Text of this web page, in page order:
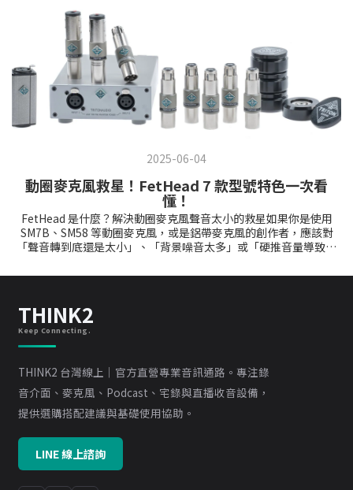
2026、以及 Unlimited 訂閱制，到底哪一個適合你？本文除了分析
購買策略，還將教你利用贈品 AutoKey 2 解決抓歌痛點。2025
AutoTune 黑五 4 大重點速覽旗艦半價：AutoTune Pro 11 永久版
現省 $7,500，功能最完整。輕量新品：AutoTune 2026 專為效能優
化，適合直播與筆電族群。訂閱送經典：訂閱 Unlimited 1年，即贈
Mic Modeler 麥克風模擬器 (價值$2,400)。贈品神器：買永久版即送
AutoKey 2 (自動抓調) 與 Vocodist。※ 活動截止日期：
2026/01/03，錯過需再等一年。為什麼你的 AutoTune 總是不自
然？在談錢之前，我們先談技術。很多剛接觸修音的朋友常問：
器人亂跑？」Google 在相關技術討論中常提到，90% 的原因在
於：你設錯調性 (Key) 了。AutoTune 的工作原理是將音高修正到指
定的音階內。如果你唱的是 C 大調，卻把軟體設成 D 大調，結果當
然慘不忍睹。對於沒有絕對音感的人來說，「抓歌」這件事真的很
花時間。這就是為什麼這次贈送的 AutoKey 2 這麼重要。【實戰教
學：3 步驟無腦抓出正確調性】這次購買永久授權就會送 AutoKey
2，它絕對是你省時的神隊友！只需 3 個步驟、不到 30 秒的時間，
就能精準抓出歌曲調性，徹底告別手動慢慢抓的痛苦過程。請參考
可完成設定。掛載插件 (圖中圈圈 1)： 將 AutoKey 2 掛載在你的
放偵測 (圖中圈圈 2)： 按下 DAW 的播放鍵，讓音樂播放幾秒鐘。
AutoKey 2 會自動分析並在畫面中間顯示偵測到的 Key。一鍵傳送
(圖中圈圈 3)： 點擊畫面上的 "Send to AutoTune" 按鈕。它會自動
將你專案中所有 AutoTune 軌道同步設定成正確的 Key，無需手動
調整。2025 黑五版本差異與購買建議這次 Antares 的活動主要分為
三個區塊，以下是針對不同族群的分析：1. 專業攻頂首選：
AutoTune Pro 11 永久授權這是目前AutoTune的旗艦版本，擁有強
大的 Graph Mode (圖形模式)，可以像修節拍一樣細修每一個字的
音高與顫音。如果你是重度後製使用者，追求業界標準，這是唯一
的選擇。原價 $15,000 ➔ 黑五價 $7,500 (5 折)贈送：AutoKey 2 +
Vocodist查看 AutoTune Pro 11 優惠 (現省$7500)2. 輕量高效新
星：AutoTune 2026 永久授權Antares 於2025年底最新推出的版
2025-06-04
動圈麥克風救星！FetHead 7 款型號特色一次看
懂！
FetHead 是什麼？解決動圈麥克風聲音太小的救星如果你是使用
SM7B、SM58 等動圈麥克風，或是鋁帶麥克風的創作者，應該對
「聲音轉到底還是太小」、「背景噪音太多」或「硬推音量導致底
生的前級放大器 (In-line Preamp)。它採用高品質的 Class-A FET
讓你的錄音聽起來更飽滿、動態更豐富，直接達到專業錄音室的品
質標準。型號大亂鬥：7 款 FetHead 規格差異全解析FetHead 家族
目前已發展出 7 款型號，針對不同場景（如戶外、錄音室、現場演
細規格卡片：➤ FetHead 系列型號詳細規格FetHeadPodcast 標準
款~27dB 增益動圈 / 鋁帶JFET 電路音色自然清晰Phantom★ 電容
麥專用~18dB 增益電容式傳輸幻象電源低底噪、乾淨Filter戶外 / 現
場推薦~27dB 增益動圈 / 鋁帶80Hz 濾波濾除低頻轟鳴
古音色Transformer廣播 / Podcast~28dB 增益動圈 / 鋁帶
Cinemag 變壓器模擬 SM7B 厚實Kompressor懶人平衡音量~27dB
增益動圈 / 鋁帶類比壓縮廣播級成音感Broadcast複雜環境專用
THINK2
Keep Connecting.
THINK2 台灣線上｜官方直營專業音訊通路。專注錄
音介面、麥克風、Podcast、宅錄與直播收音設備，
提供選購搭配建議與基礎使用協助。
LINE 線上諮詢